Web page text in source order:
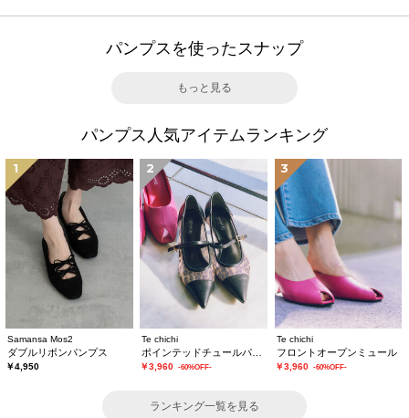
パンプスを使ったスナップ
もっと見る
パンプス人気アイテムランキング
1
Samansa Mos2
ダブルリボンパンプス
￥4,950
2
Te chichi
￥3,960 -60%OFF-
3
Te chichi
フロントオープンミュール
￥3,960 -60%OFF-
ランキング一覧を見る